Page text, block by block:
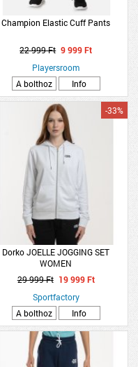
Champion Elastic Cuff Pants
22 999 Ft 9 999 Ft
Playersroom
A bolthoz
Info
Dorko JOELLE JOGGING SET
WOMEN
-33%
29 999 Ft 19 999 Ft
Sportfactory
A bolthoz
Info